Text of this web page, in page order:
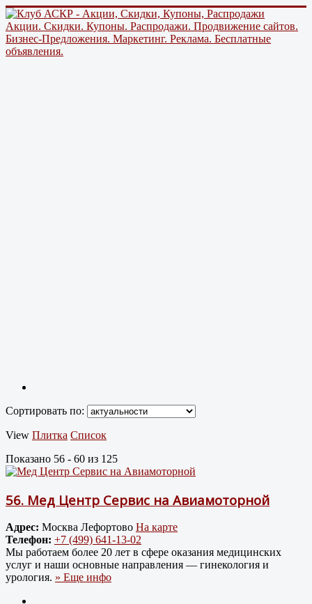
Акции. Скидки. Купоны. Распродажи. Продвижение сайтов.
Бизнес-Предложения. Маркетинг. Реклама. Бесплатные
объявления.
Сортировать по:
View Плитка Список
Показано 56 - 60 из 125
56. Мед Центр Сервис на Авиамоторной
Адрес: Москва Лефортово На карте
Телефон: +7 (499) 641-13-02
Мы работаем более 20 лет в сфере оказания медицинских
услуг и наши основные направления — гинекология и
урология. » Еще инфо